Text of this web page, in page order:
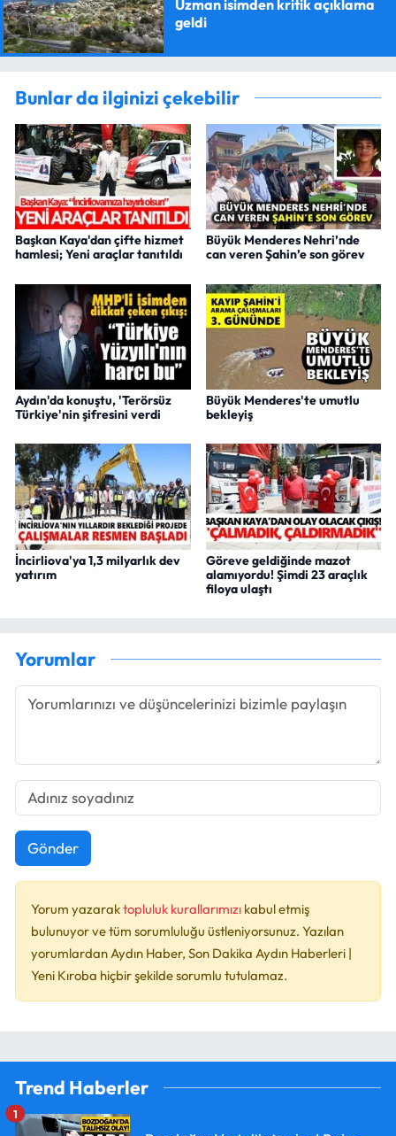
Uzman isimden kritik açıklama
geldi
Bunlar da ilginizi çekebilir
Başkan Kaya'dan çifte hizmet
hamlesi; Yeni araçlar tanıtıldı
Büyük Menderes Nehri’nde
can veren Şahin’e son görev
Aydın'da konuştu, 'Terörsüz
Türkiye'nin şifresini verdi
Büyük Menderes'te umutlu
bekleyiş
İncirliova'ya 1,3 milyarlık dev
yatırım
Göreve geldiğinde mazot
alamıyordu! Şimdi 23 araçlık
filoya ulaştı
Yorumlar
Gönder
Yorum yazaraktopluluk kurallarımızı kabul etmiş
bulunuyor ve tüm sorumluluğu üstleniyorsunuz. Yazılan
yorumlardan Aydın Haber, Son Dakika Aydın Haberleri |
Yeni Kıroba hiçbir şekilde sorumlu tutulamaz.
Trend Haberler
1